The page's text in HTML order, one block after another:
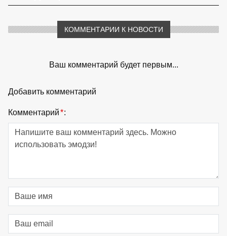
КОММЕНТАРИИ К НОВОСТИ
Ваш комментарий будет первым...
Добавить комментарий
Комментарий*: